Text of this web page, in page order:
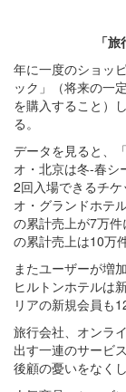
「
年に一度のショッ
ック」（将来の一
を購入すること）
る。
データを見ると、
オ・北京は冬-春シ
2回入場できるチ
オ・グランドホテ
の累計売上が7万件
の累計売上は10万
またユーザーが増
ヒルトンホテルは
リアの新規会員も
旅行会社、オンラ
出す一連のサービ
後顧の憂いをなくし